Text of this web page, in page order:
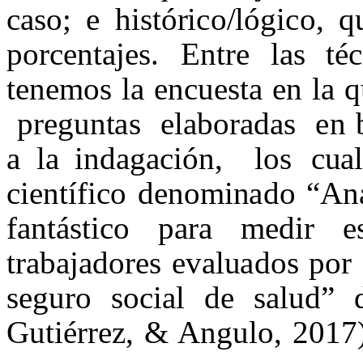
caso; e histórico/lógico, q
porcentajes. Entre las téc
tenemos la encuesta en la
preguntas elaboradas en
a la indagación,los cu
científico denominado “An
fantástico para medir e
trabajadores evaluados por
seguro social de salud”
Gutiérrez, & Angulo, 2017